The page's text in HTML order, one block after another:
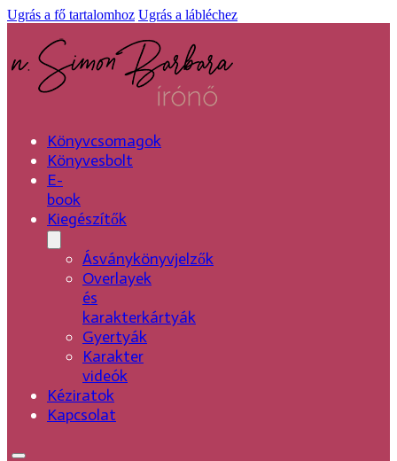
Ugrás a fő tartalomhoz Ugrás a lábléchez
Könyvcsomagok
Könyvesbolt
E-
book
Kiegészítők
Ásványkönyvjelzők
Overlayek
és
karakterkártyák
Gyertyák
Karakter
videók
Kéziratok
Kapcsolat